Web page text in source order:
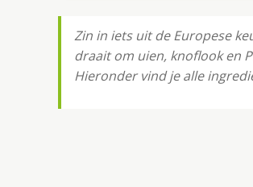
Zin in iets uit de Europese
draait om uien, knoflook en
Hieronder vind je alle